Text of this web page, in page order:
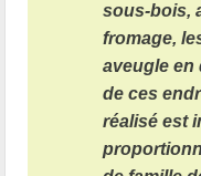
sous-bois,
fromage,
aveugle en
de ces
réalisé est